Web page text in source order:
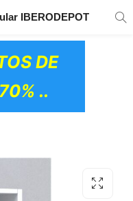
PRODUCTOS
DE
..
IBERODEPOT